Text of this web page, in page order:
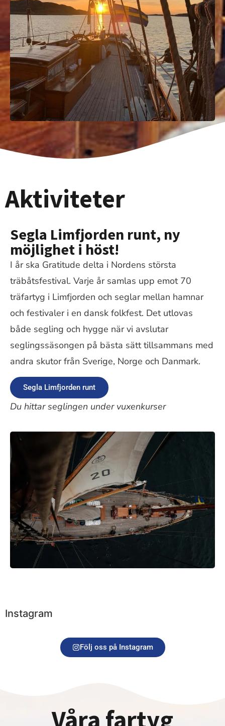
Aktiviteter
Segla Limfjorden runt, ny
möjlighet i höst!
I år ska Gratitude delta i Nordens största
träbåtsfestival. Varje år samlas upp emot 70
träfartyg i Limfjorden och seglar mellan hamnar
och festivaler i en dansk folkfest. Det utlovas
både segling och hygge när vi avslutar
seglingssäsongen på bästa sätt tillsammans med
andra skutor från Sverige, Norge och Danmark.
Segla Limfjorden runt
Du hittar seglingen under vuxenkurser
Instagram
Följ oss på Instagram